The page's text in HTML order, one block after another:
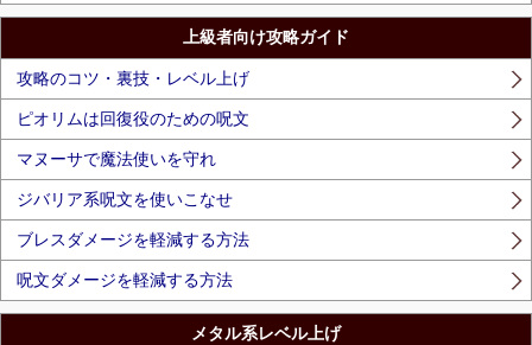
上級者向け攻略ガイド
攻略のコツ・裏技・レベル上げ
ピオリムは回復役のための呪文
マヌーサで魔法使いを守れ
ジバリア系呪文を使いこなせ
ブレスダメージを軽減する方法
呪文ダメージを軽減する方法
メタル系レベル上げ